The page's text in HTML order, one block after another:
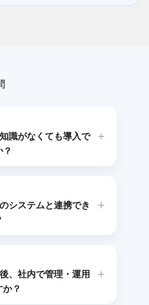
識がなくても導入で
システムと連携でき
、社内で管理・運用
？